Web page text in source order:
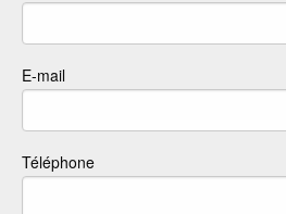
E-mail
Téléphone